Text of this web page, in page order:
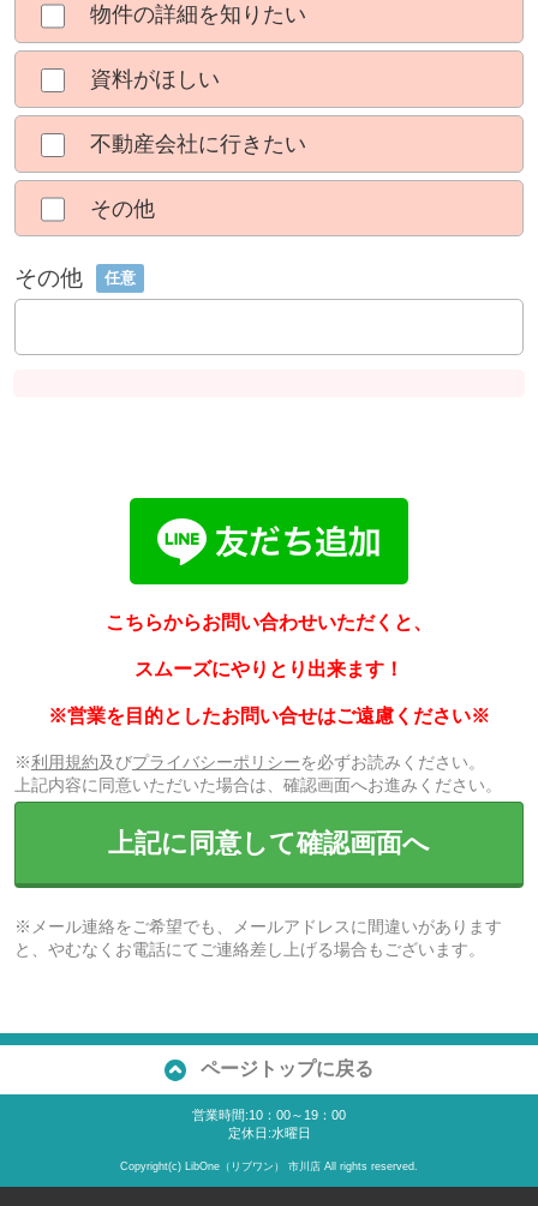
物件の詳細を知りたい
資料がほしい
不動産会社に行きたい
その他
その他 任意
こちらからお問い合わせいただくと、
スムーズにやりとり出来ます！
※営業を目的としたお問い合せはご遠慮ください※
※利用規約及びプライバシーポリシーを必ずお読みください。
上記内容に同意いただいた場合は、確認画面へお進みください。
上記に同意して確認画面へ
※メール連絡をご希望でも、メールアドレスに間違いがあります
と、やむなくお電話にてご連絡差し上げる場合もございます。
ページトップに戻る
営業時間:10：00～19：00
定休日:水曜日
Copyright(c) LibOne（リブワン） 市川店 All rights reserved.